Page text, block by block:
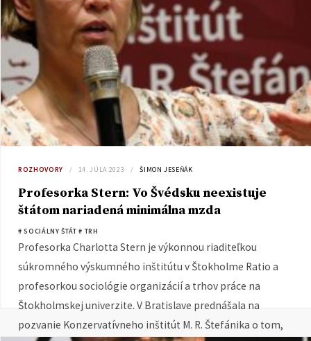
o
k
ROZHOVORY 14. JÚLA 2023 ŠIMON JESEŇÁK
Profesorka Stern: Vo Švédsku neexistuje
štátom nariadená minimálna mzda
# SOCIÁLNY ŠTÁT # TRH
Profesorka Charlotta Stern je výkonnou riaditeľkou
súkromného výskumného inštitútu v Štokholme Ratio a
profesorkou sociológie organizácií a trhov práce na
Štokholmskej univerzite. V Bratislave prednášala na
pozvanie Konzervatívneho inštitút M. R. Štefánika o tom,